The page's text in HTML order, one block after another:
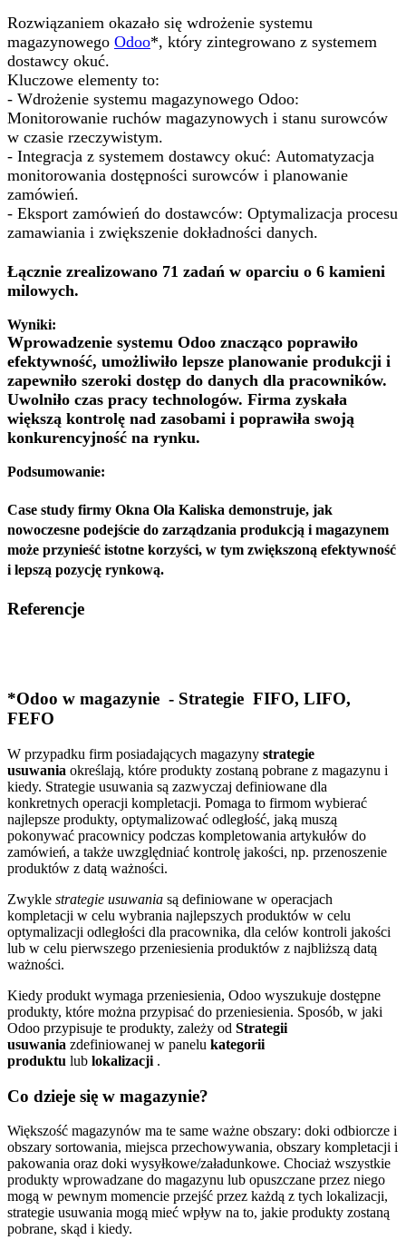
Rozwiązaniem okazało się wdrożenie systemu
magazynowego Odoo*, który zintegrowano z systemem
dostawcy okuć.
Kluczowe elementy to:
- Wdrożenie systemu magazynowego Odoo:
Monitorowanie ruchów magazynowych i stanu surowców
w czasie rzeczywistym.
- Integracja z systemem dostawcy okuć: Automatyzacja
monitorowania dostępności surowców i planowanie
zamówień.
- Eksport zamówień do dostawców: Optymalizacja procesu
zamawiania i zwiększenie dokładności danych.
Łącznie zrealizowano 71 zadań w oparciu o 6 kamieni
milowych.
Wyniki:
Wprowadzenie systemu Odoo znacząco poprawiło
efektywność, umożliwiło lepsze planowanie produkcji i
zapewniło szeroki dostęp do danych dla pracowników.
Uwolniło czas pracy technologów. Firma zyskała
większą kontrolę nad zasobami i poprawiła swoją
konkurencyjność na rynku.
Podsumowanie:
Case study firmy Okna Ola Kaliska demonstruje, jak
nowoczesne podejście do zarządzania produkcją i magazynem
może przynieść istotne korzyści, w tym zwiększoną efektywność
i lepszą pozycję rynkową.
Referencje
*Odoo w magazynie - Strategie FIFO, LIFO,
FEFO
W przypadku firm posiadających magazyny strategie
usuwania określają, które produkty zostaną pobrane z magazynu i
kiedy. Strategie usuwania są zazwyczaj definiowane dla
konkretnych operacji kompletacji. Pomaga to firmom wybierać
najlepsze produkty, optymalizować odległość, jaką muszą
pokonywać pracownicy podczas kompletowania artykułów do
zamówień, a także uwzględniać kontrolę jakości, np. przenoszenie
produktów z datą ważności.
Zwykle strategie usuwania są definiowane w operacjach
kompletacji w celu wybrania najlepszych produktów w celu
optymalizacji odległości dla pracownika, dla celów kontroli jakości
lub w celu pierwszego przeniesienia produktów z najbliższą datą
ważności.
Kiedy produkt wymaga przeniesienia, Odoo wyszukuje dostępne
produkty, które można przypisać do przeniesienia. Sposób, w jaki
Odoo przypisuje te produkty, zależy od Strategii
usuwania zdefiniowanej w panelu kategorii
produktu lub lokalizacji .
Co dzieje się w magazynie?
Większość magazynów ma te same ważne obszary: doki odbiorcze i
obszary sortowania, miejsca przechowywania, obszary kompletacji i
pakowania oraz doki wysyłkowe/załadunkowe. Chociaż wszystkie
produkty wprowadzane do magazynu lub opuszczane przez niego
mogą w pewnym momencie przejść przez każdą z tych lokalizacji,
strategie usuwania mogą mieć wpływ na to, jakie produkty zostaną
pobrane, skąd i kiedy.